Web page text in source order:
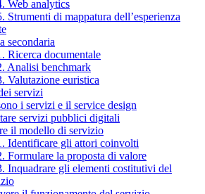
Web analytics
Strumenti di mappatura dell’esperienza
secondaria
Ricerca documentale
Analisi benchmark
Valutazione euristica
servizi
i servizi e il service design
servizi pubblici digitali
il modello di servizio
Identificare gli attori coinvolti
Formulare la proposta di valore
Inquadrare gli elementi costitutivi del